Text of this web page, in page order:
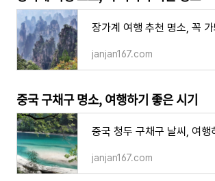
janjan167.com
중국 구채구 명소, 여행하기 좋은 시기
janjan167.com